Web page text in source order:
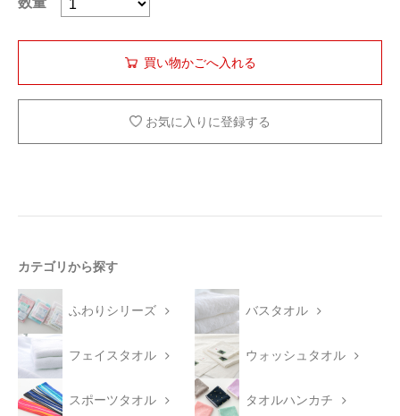
お気に入りに登録する
カテゴリから探す
ふわりシリーズ バスタオル
フェイスタオル ウォッシュタオル
スポーツタオル タオルハンカチ